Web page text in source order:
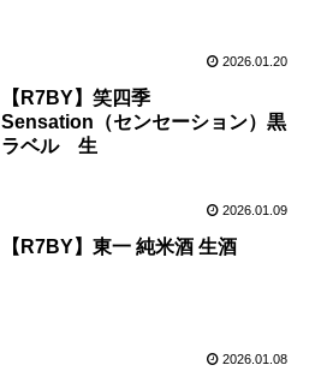
2026.01.20
【R7BY】笑四季
Sensation（センセーション）黒
ラベル 生
2026.01.09
【R7BY】東一 純米酒 生酒
2026.01.08